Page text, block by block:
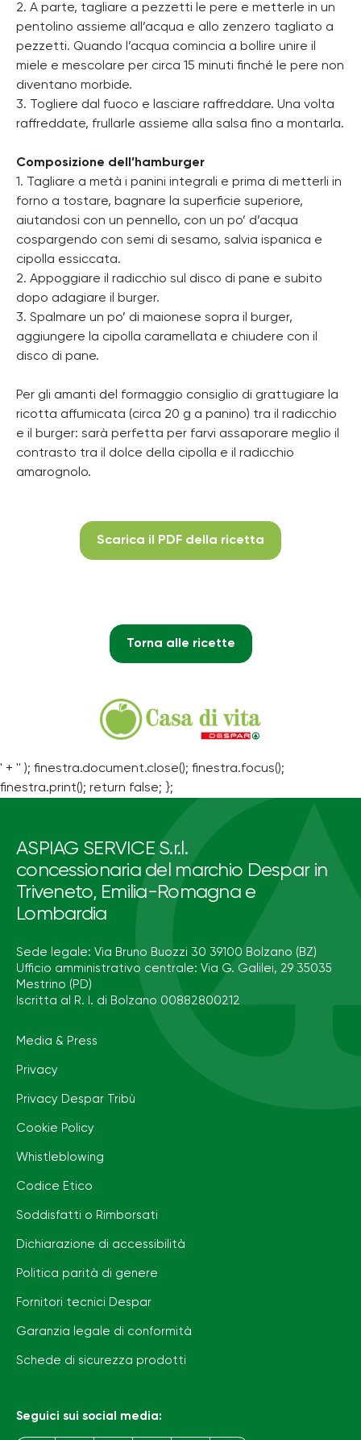
2. A parte, tagliare a pezzetti le pere e metterle in un
pentolino assieme all’acqua e allo zenzero tagliato a
pezzetti. Quando l’acqua comincia a bollire unire il
miele e mescolare per circa 15 minuti finché le pere non
diventano morbide.
3. Togliere dal fuoco e lasciare raffreddare. Una volta
raffreddate, frullarle assieme alla salsa fino a montarla.
Composizione dell’hamburger
1. Tagliare a metà i panini integrali e prima di metterli in
forno a tostare, bagnare la superficie superiore,
aiutandosi con un pennello, con un po’ d’acqua
cospargendo con semi di sesamo, salvia ispanica e
cipolla essiccata.
2. Appoggiare il radicchio sul disco di pane e subito
dopo adagiare il burger.
3. Spalmare un po’ di maionese sopra il burger,
aggiungere la cipolla caramellata e chiudere con il
disco di pane.
Per gli amanti del formaggio consiglio di grattugiare la
ricotta affumicata (circa 20 g a panino) tra il radicchio
e il burger: sarà perfetta per farvi assaporare meglio il
contrasto tra il dolce della cipolla e il radicchio
amarognolo.
Scarica il PDF della ricetta
Torna alle ricette
' + '' ); finestra.document.close(); finestra.focus();
finestra.print(); return false; };
ASPIAG SERVICE S.r.l.
concessionaria del marchio Despar in
Triveneto, Emilia-Romagna e
Lombardia
Sede legale: Via Bruno Buozzi 30 39100 Bolzano (BZ)
Ufficio amministrativo centrale: Via G. Galilei, 29 35035
Mestrino (PD)
Iscritta al R. I. di Bolzano 00882800212
Media & Press
Privacy
Privacy Despar Tribù
Cookie Policy
Whistleblowing
Codice Etico
Soddisfatti o Rimborsati
Dichiarazione di accessibilità
Politica parità di genere
Fornitori tecnici Despar
Garanzia legale di conformità
Schede di sicurezza prodotti
Seguici sui social media: